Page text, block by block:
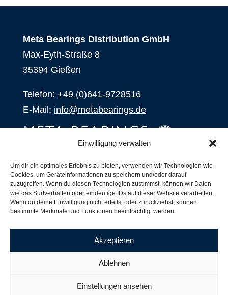
Einwilligung verwalten
Um dir ein optimales Erlebnis zu bieten, verwenden wir Technologien wie
Cookies, um Geräteinformationen zu speichern und/oder darauf
zuzugreifen. Wenn du diesen Technologien zustimmst, können wir Daten
wie das Surfverhalten oder eindeutige IDs auf dieser Website verarbeiten.
Wenn du deine Einwilligung nicht erteilst oder zurückziehst, können
bestimmte Merkmale und Funktionen beeinträchtigt werden.
Akzeptieren
Ablehnen
Einstellungen ansehen
Meta Bearings Distribution GmbH
Max-Eyth-Straße 8
35394 Gießen
Telefon: +49 (0)641-9728516
E-Mail: info@metabearings.de
SHOP
Produkte
Unsere Partner
Versand, Lieferung und Produktbestand
Nachsetzzeichen für Wälzlager